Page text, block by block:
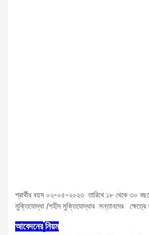
প্রার্থীর বয়স ০২-০৫-২০২৩ তারিখে ১৮ থেকে ৩০
মুক্তিযোদ্ধা /শহীদ মুক্তিযোদ্ধার সন্তানদের
আবেদনের নিয়ম